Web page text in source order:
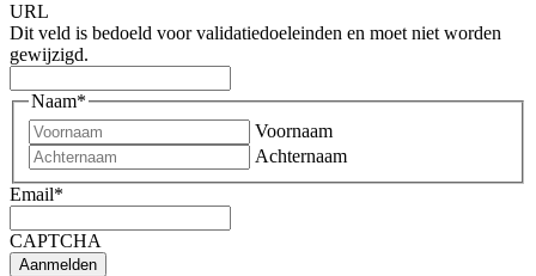
URL
Dit veld is bedoeld voor validatiedoeleinden en moet niet worden
gewijzigd.
Naam*
Voornaam
Achternaam
Email*
CAPTCHA